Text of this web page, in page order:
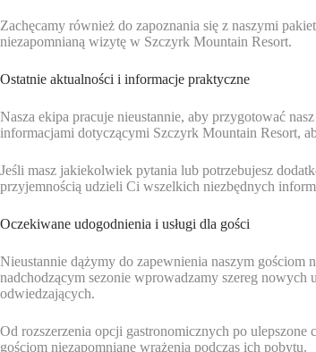
Zachęcamy również do zapoznania się z naszymi
niezapomnianą wizytę w Szczyrk Mountain Resort.
Ostatnie aktualności i informacje praktyczne
Nasza ekipa pracuje nieustannie, aby przygotować
informacjami dotyczącymi Szczyrk Mountain Resort,
Jeśli masz jakiekolwiek pytania lub potrzebujesz
przyjemnością udzieli Ci wszelkich niezbędnych
Oczekiwane udogodnienia i usługi dla gości
Nieustannie dążymy do zapewnienia naszym
nadchodzącym sezonie wprowadzamy szereg nowych
odwiedzających.
Od rozszerzenia opcji gastronomicznych po ulepszone
gościom niezapomniane wrażenia podczas ich pobytu.